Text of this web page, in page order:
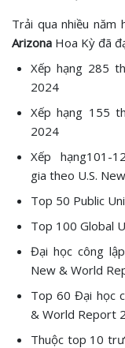
Trải qua nhiều năm
Arizona Hoa Kỳ đã
Xếp hạng 285
2024
Xếp hạng 155
2024
Xếp
gia theo U.S.
Top 50 Public
Top 100 Global
Đại học công
New & World
Top 60 Đại học
& World Report
Thuộc top 10